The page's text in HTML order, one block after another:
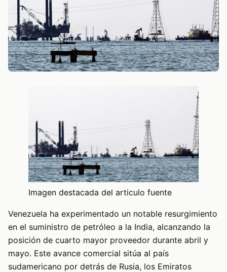
Imagen destacada del articulo fuente
Venezuela ha experimentado un notable resurgimiento
en el suministro de petróleo a la India, alcanzando la
posición de cuarto mayor proveedor durante abril y
mayo. Este avance comercial sitúa al país
sudamericano por detrás de Rusia, los Emiratos